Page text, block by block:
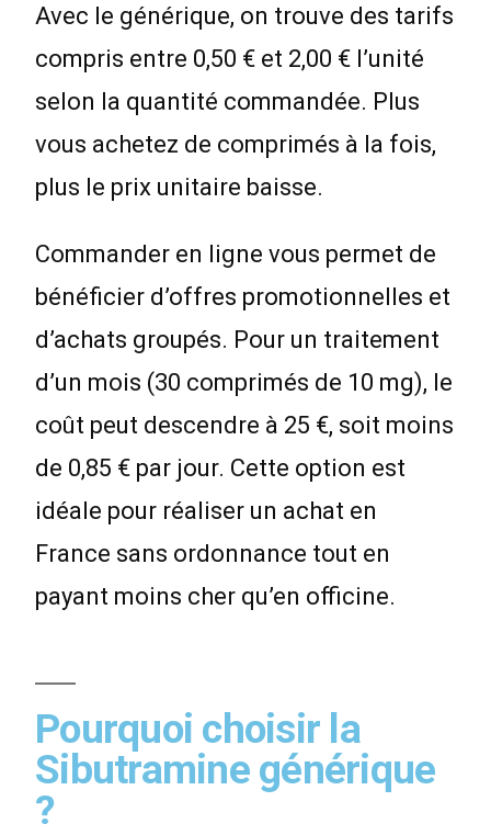
Avec le générique, on trouve des tarifs
compris entre 0,50 € et 2,00 € l’unité
selon la quantité commandée. Plus
vous achetez de comprimés à la fois,
plus le prix unitaire baisse.
Commander en ligne vous permet de
bénéficier d’offres promotionnelles et
d’achats groupés. Pour un traitement
d’un mois (30 comprimés de 10 mg), le
coût peut descendre à 25 €, soit moins
de 0,85 € par jour. Cette option est
idéale pour réaliser un achat en
France sans ordonnance tout en
payant moins cher qu’en officine.
Pourquoi choisir la
Sibutramine générique
?